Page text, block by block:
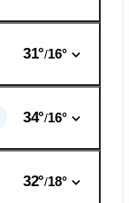
31°/16°
34°/16°
32°/18°